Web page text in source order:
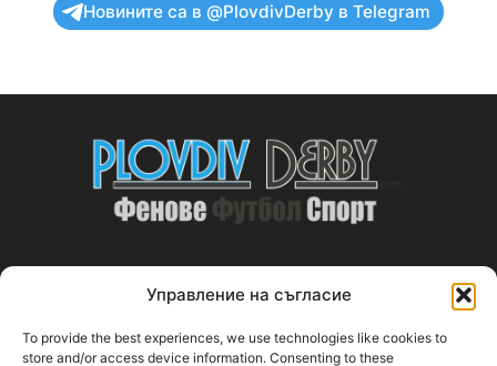
Управление на съгласие
To provide the best experiences, we use technologies like cookies to
store and/or access device information. Consenting to these
Новините са в @PlovdivDerby в Telegram
ABOUT US
PlovdivDerby.com е първата пловдивска изцяло футболна